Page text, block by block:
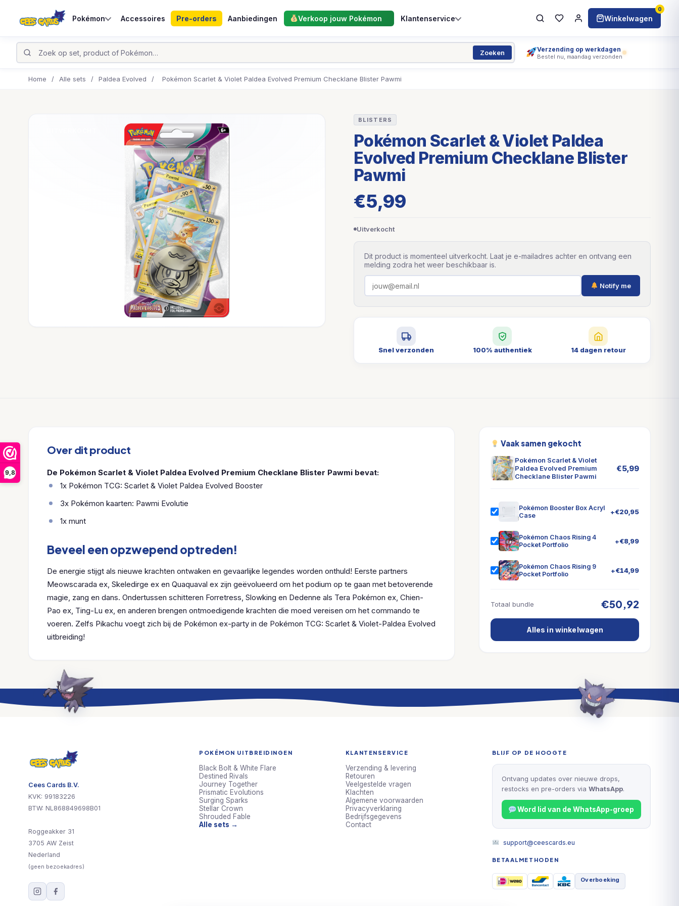
9,8
Pokémon Accessoires Pre-orders Aanbiedingen Verkoop jouw Pokémon Klantenservice Winkelwagen
0
Zoeken Verzending op werkdagen
Bestel nu, maandag verzonden
Home / Alle sets / Paldea Evolved / Pokémon Scarlet & Violet Paldea Evolved Premium Checklane Blister Pawmi
BLISTERS
Pokémon Scarlet & Violet Paldea
Evolved Premium Checklane Blister
Pawmi
€5,99
Uitverkocht
Dit product is momenteel uitverkocht. Laat je e-mailadres achter en ontvang een
melding zodra het weer beschikbaar is.
Notify me
Snel verzonden 100% authentiek 14 dagen retour
Over dit product
De Pokémon Scarlet & Violet Paldea Evolved Premium Checklane Blister Pawmi bevat:
1x Pokémon TCG: Scarlet & Violet Paldea Evolved Booster
3x Pokémon kaarten: Pawmi Evolutie
1x munt
Beveel een opzwepend optreden!
De energie stijgt als nieuwe krachten ontwaken en gevaarlijke legendes worden onthuld! Eerste partners
Meowscarada ex, Skeledirge ex en Quaquaval ex zijn geëvolueerd om het podium op te gaan met betoverende
magie, zang en dans. Ondertussen schitteren Forretress, Slowking en Dedenne als Tera Pokémon ex, Chien-
Pao ex, Ting-Lu ex, en anderen brengen ontmoedigende krachten die moed vereisen om het commando te
voeren. Zelfs Pikachu voegt zich bij de Pokémon ex-party in de Pokémon TCG: Scarlet & Violet-Paldea Evolved
uitbreiding!
Vaak samen gekocht
Pokémon Scarlet & Violet
Paldea Evolved Premium
Checklane Blister Pawmi
€5,99
Pokémon Booster Box Acryl
Case
+€20,95
Pokémon Chaos Rising 4
Pocket Portfolio
+€8,99
Pokémon Chaos Rising 9
Pocket Portfolio
+€14,99
Totaal bundle €50,92
Alles in winkelwagen
Cees Cards B.V.
KVK: 99183226
BTW: NL868849698B01
Roggeakker 31
3705 AW Zeist
Nederland
(geen bezoekadres)
POKÉMON UITBREIDINGEN
Black Bolt & White Flare
Destined Rivals
Journey Together
Prismatic Evolutions
Surging Sparks
Stellar Crown
Shrouded Fable
Alle sets →
KLANTENSERVICE
Verzending & levering
Retouren
Veelgestelde vragen
Klachten
Algemene voorwaarden
Privacyverklaring
Bedrijfsgegevens
Contact
BLIJF OP DE HOOGTE
Ontvang updates over nieuwe drops,
restocks en pre-orders via WhatsApp.
Word lid van de WhatsApp-groep
support@ceescards.eu
BETAALMETHODEN
Overboeking